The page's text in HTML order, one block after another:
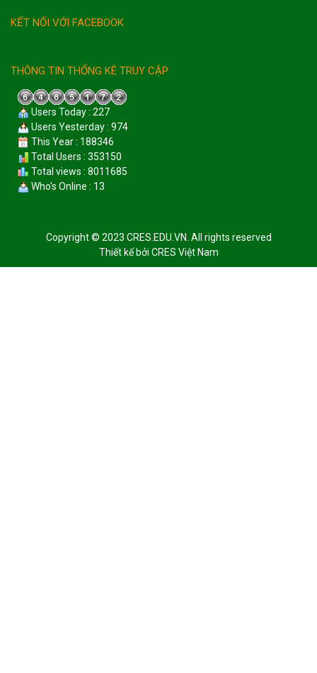
KẾT NỐI VỚI FACEBOOK
THÔNG TIN THỐNG KÊ TRUY CẬP
Users Today : 227
Users Yesterday : 974
This Year : 188346
Total Users : 353150
Total views : 8011685
Who's Online : 13
Copyright © 2023 CRES.EDU.VN. All rights reserved
Thiết kế bởi CRES Việt Nam